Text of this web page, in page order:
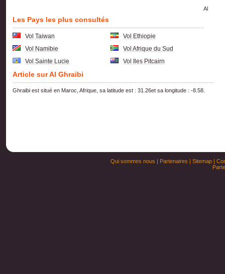
Les Pays les plus consultés
Vol Taiwan
Vol Ethiopie
Vol Namibie
Vol Afrique du Sud
Vol Sainte Lucie
Vol Iles Pitcairn
Article sur Al Ghraibi
Al
Ghraibi est situé en Maroc, Afrique, sa latitude est : 31.26et sa longitude : -8.58.
Qui sommes nous | Partenaires | Sitemap|